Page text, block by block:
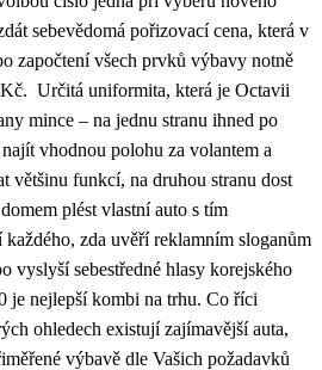
sebevědomá pořizovací cena, která v
započtení všech prvků výbavy notně
Určitá uniformita, která je Octavii
mince – na jednu stranu ihned po
vhodnou polohu za volantem a
většinu funkcí, na druhou stranu dost
plést vlastní auto s tím
každého, zda uvěří reklamním sloganům
vyslyší sebestředné hlasy korejského
je nejlepší kombi na trhu. Co říci
ohledech existují zajímavější auta,
výbavě dle Vašich požadavků